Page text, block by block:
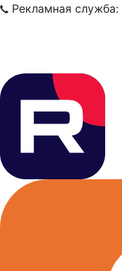
Рекламная служба: